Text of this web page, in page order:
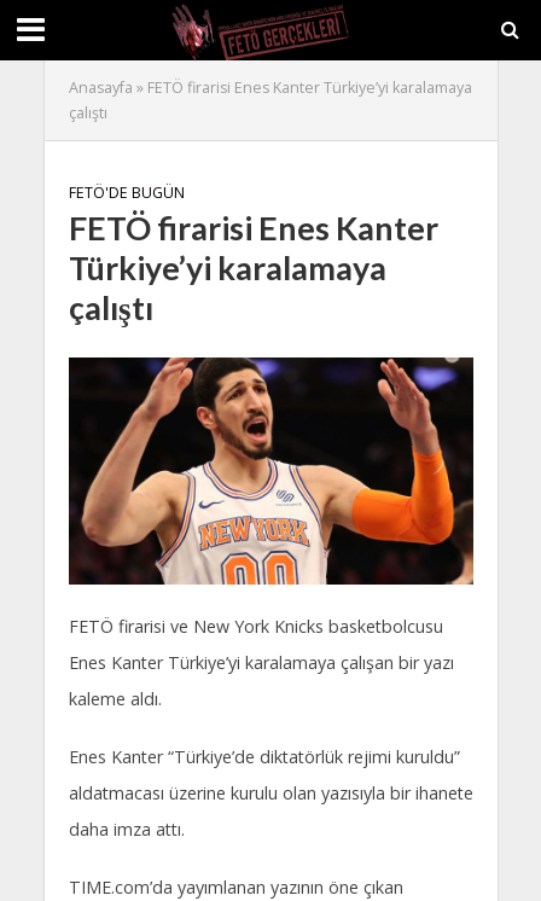
Anasayfa » FETÖ firarisi Enes Kanter Türkiye’yi karalamaya
çalıştı
FETÖ'DE BUGÜN
FETÖ firarisi Enes Kanter
Türkiye’yi karalamaya
çalıştı
FETÖ firarisi ve New York Knicks basketbolcusu
Enes Kanter Türkiye’yi karalamaya çalışan bir yazı
kaleme aldı.
Enes Kanter “Türkiye’de diktatörlük rejimi kuruldu”
aldatmacası üzerine kurulu olan yazısıyla bir ihanete
daha imza attı.
TIME.com’da yayımlanan yazının öne çıkan